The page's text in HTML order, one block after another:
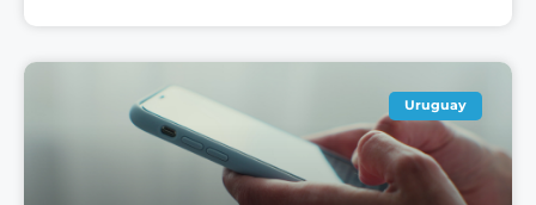
Uruguay